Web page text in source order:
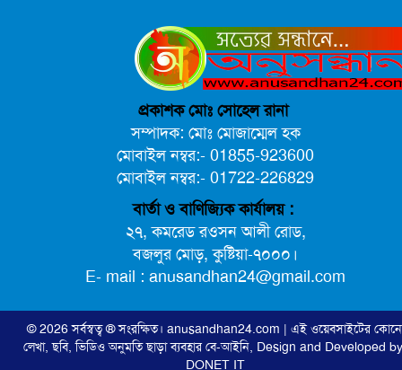
প্রকাশক মোঃ সোহেল রানা
সম্পাদক: মোঃ মোজাম্মেল হক
মোবাইল নম্বর:- 01855-923600
মোবাইল নম্বর:- 01722-226829
বার্তা ও বাণিজ্যিক কার্যালয় :
২৭, কমরেড রওসন আলী রোড,
বজলুর মোড়, কুষ্টিয়া-৭০০০।
E- mail : anusandhan24@gmail.com
© 2026 সর্বস্বত্ব ® সংরক্ষিত। anusandhan24.com | এই ওয়েবসাইটের
লেখা, ছবি, ভিডিও অনুমতি ছাড়া ব্যবহার বে-আইনি, Design and Developed
DONET IT